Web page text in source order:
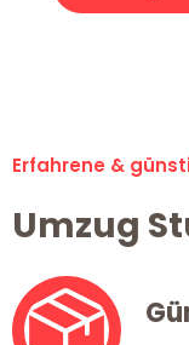
Erfahrene &
Umzug